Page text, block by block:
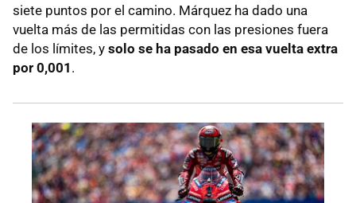
siete puntos por el camino. Márquez ha dado una
vuelta más de las permitidas con las presiones fuera
de los límites, y solo se ha pasado en esa vuelta extra
por 0,001 .